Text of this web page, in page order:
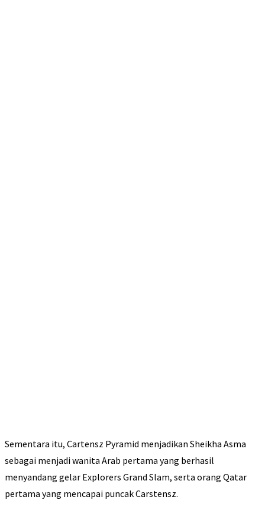
Sementara itu, Cartensz Pyramid menjadikan Sheikha Asma
sebagai menjadi wanita Arab pertama yang berhasil
menyandang gelar Explorers Grand Slam, serta orang Qatar
pertama yang mencapai puncak Carstensz.